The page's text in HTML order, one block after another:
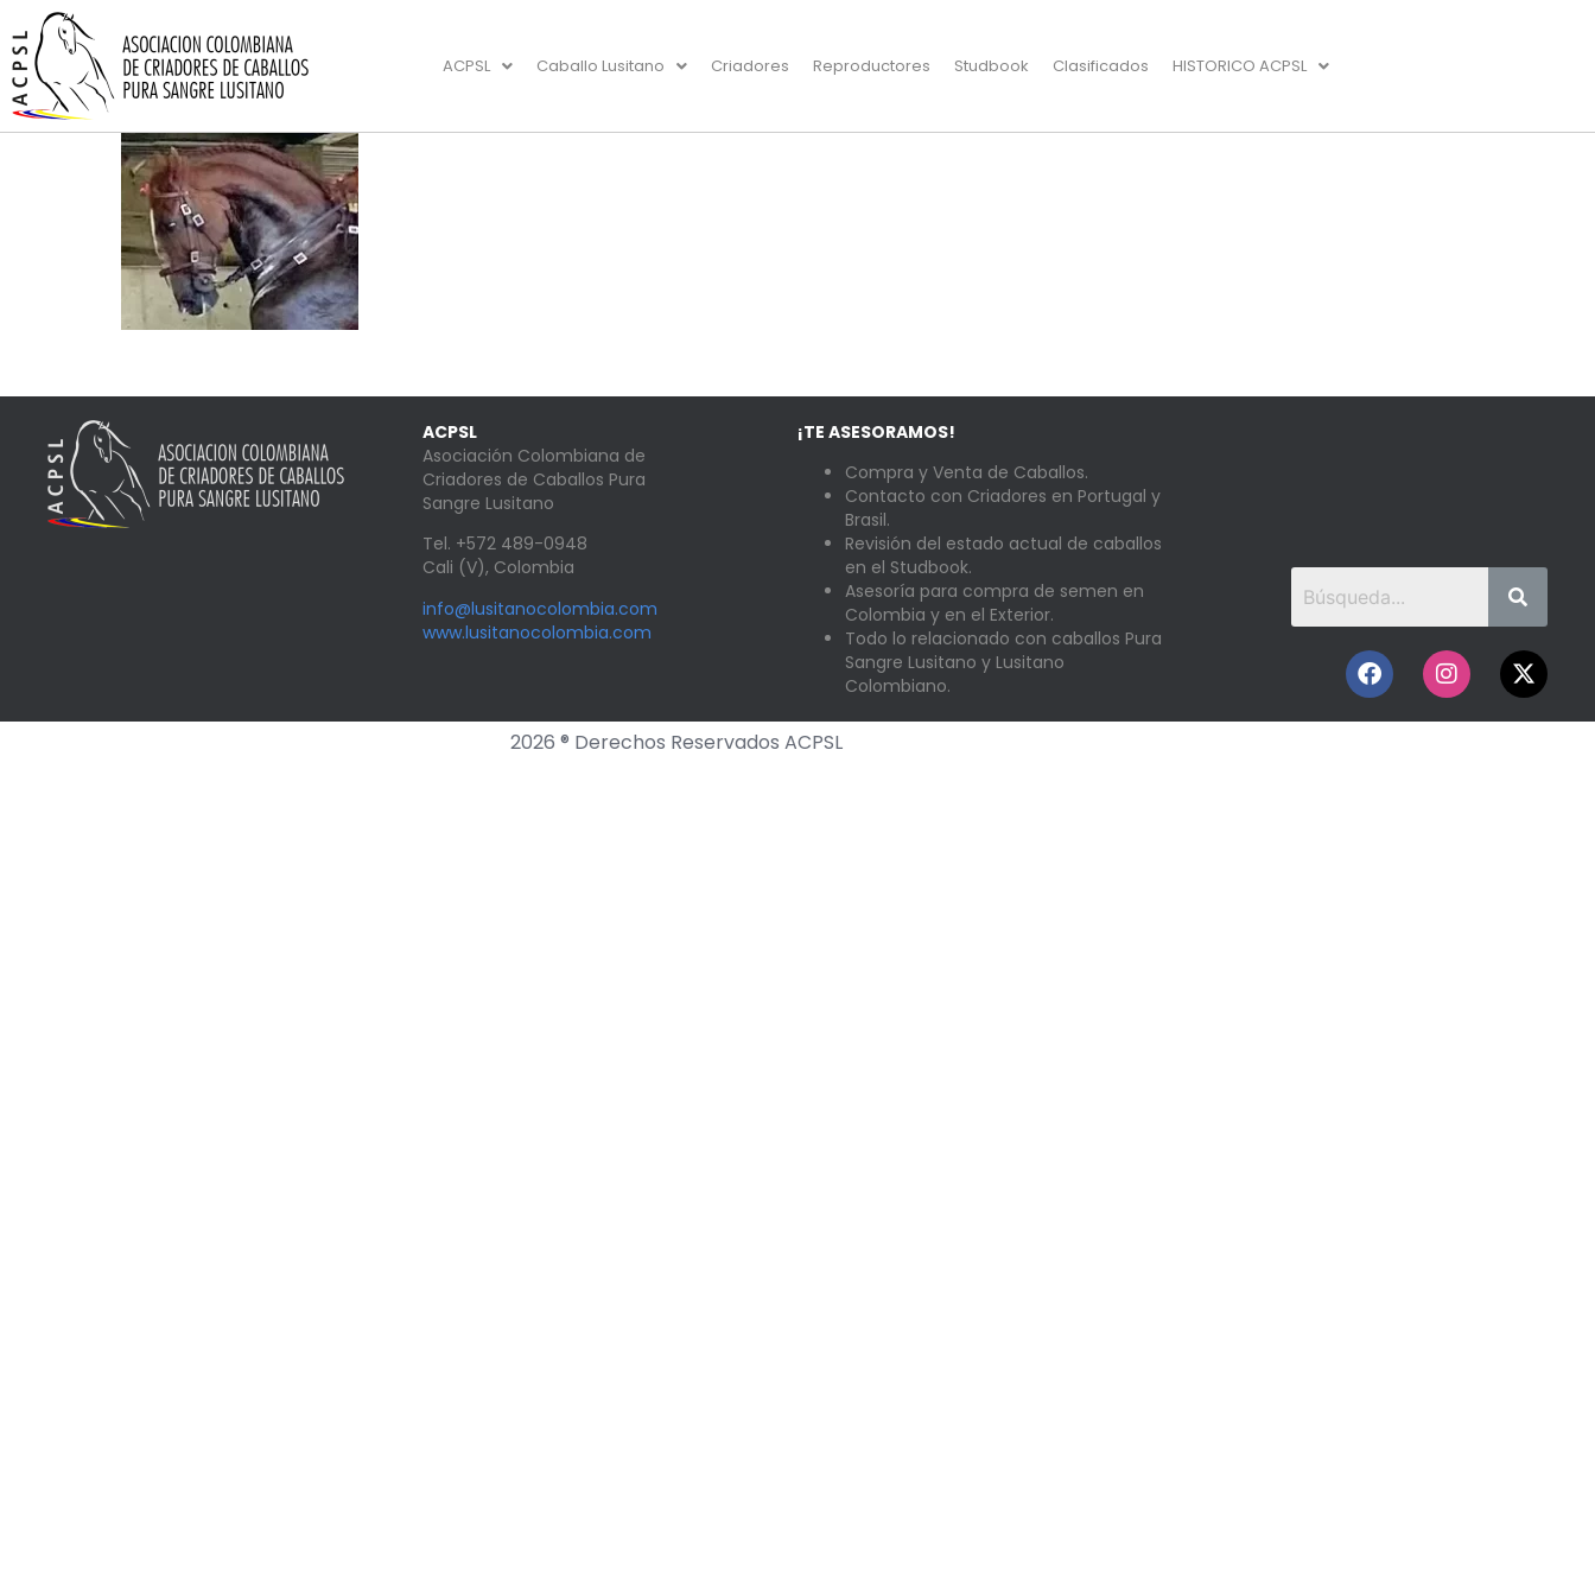
ACPSL Caballo Lusitano Criadores Reproductores Studbook Clasificados HISTORICO ACPSL
ACPSL
Asociación Colombiana de
Criadores de Caballos Pura
Sangre Lusitano
Tel. +572 489-0948
Cali (V), Colombia
info@lusitanocolombia.com
www.lusitanocolombia.com
¡TE ASESORAMOS!
Compra y Venta de Caballos.
Contacto con Criadores en Portugal y
Brasil.
Revisión del estado actual de caballos
en el Studbook.
Asesoría para compra de semen en
Colombia y en el Exterior.
Todo lo relacionado con caballos Pura
Sangre Lusitano y Lusitano
Colombiano.
2026 ® Derechos Reservados ACPSL